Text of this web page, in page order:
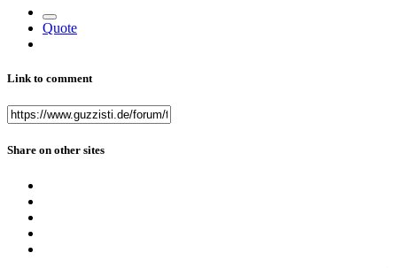
Quote
Link to comment
Share on other sites